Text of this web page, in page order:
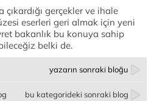
çıkardığı gerçekler ve ihale
eserleri geri almak için yeni
bakanlık bu konuya sahip
belki de.
yazarın sonraki bloğu
bu kategorideki sonraki blog